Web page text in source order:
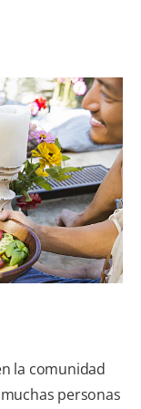
PROMOCIONES
SV (ES)
SUSCRÍBASE
la comunidad
personas